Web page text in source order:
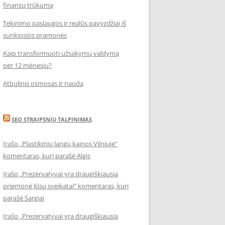
finansų trūkumą
Tekinimo paslaugos ir realūs pavyzdžiai iš
sunkiosios pramonės
Kaip transformuoti užsakymų valdymą
per 12 mėnesių?
Atbulinis osmosas ir nauda
SEO STRAIPSNIU TALPINIMAS
Įrašo „Plastikinių langų kainos Vilniuje“
komentaras, kurį parašė Algis
Įrašo „Prezervatyvai yra draugiškiausia
priemonė Jūsų sveikatai“ komentaras, kurį
parašė Sargiai
Įrašo „Prezervatyvai yra draugiškiausia